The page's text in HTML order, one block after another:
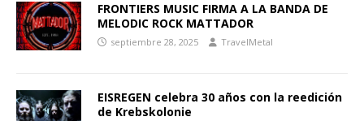
FRONTIERS MUSIC FIRMA A LA BANDA DE
MELODIC ROCK MATTADOR
septiembre 28, 2025 TravelMetal
EISREGEN celebra 30 años con la reedición
de Krebskolonie